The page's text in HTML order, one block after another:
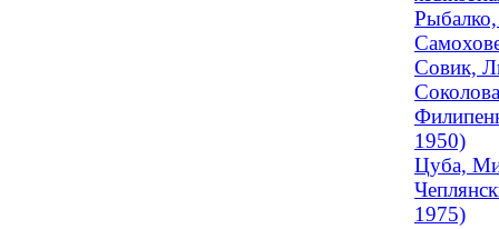
Совик,
1950)
Цуба,
1975)